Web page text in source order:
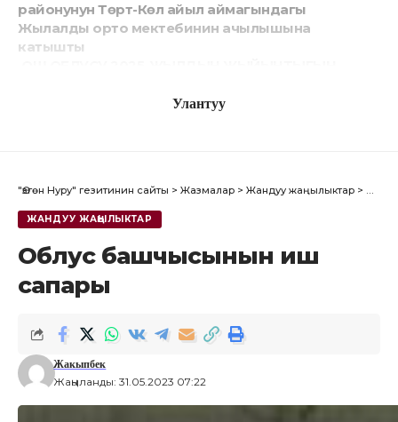
районунун Төрт-Көл айыл аймагындагы
Жылалды орто мектебинин ачылышына
катышты
ООГАН СОГУШУНУН АЯКТАГЫНДЫГЫНА 37 ЖЫЛ
Facebook
Улантуу
"Өзгөн Нуру" гезитинин сайты > Жазмалар > Жандуу жаңылыктар >
ЖАНДУУ ЖАҢЫЛЫКТАР
Облус башчысынын иш
сапары
Жаңыланды: 31.05.2023 07:22
Жакыпбек